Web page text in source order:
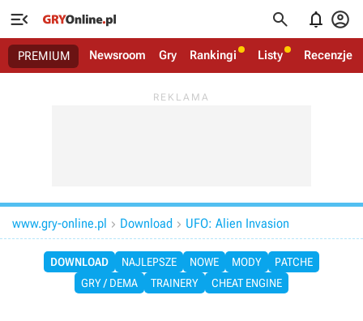
   
PREMIUM Newsroom Gry Rankingi Listy Recenzje
www.gry-online.pl  Download  UFO: Alien Invasion
DOWNLOAD NAJLEPSZE NOWE MODY
PATCHE
GRY / DEMA
TRAINERY CHEAT ENGINE